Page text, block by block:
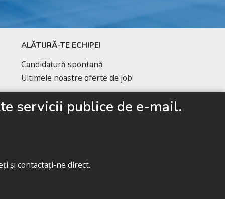
ALĂTURĂ-TE ECHIPEI
Candidatură spontană
Ultimele noastre oferte de job
business la început de
servicii publice de e-mail.
și contactați-ne direct.